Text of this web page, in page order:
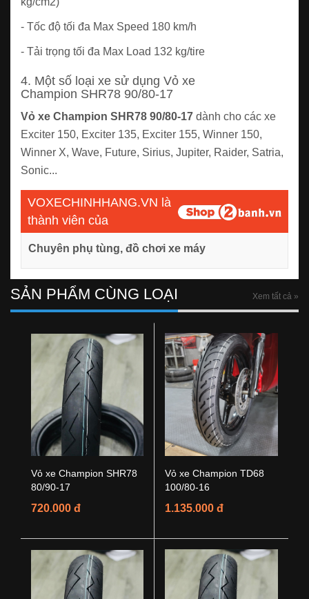
- Tốc độ tối đa Max Speed 180 km/h
- Tải trọng tối đa Max Load 132 kg/tire
4. Một số loại xe sử dụng Vỏ xe
Champion SHR78 90/80-17
Vỏ xe Champion SHR78 90/80-17 dành cho các xe
Exciter 150, Exciter 135, Exciter 155, Winner 150,
Winner X, Wave, Future, Sirius, Jupiter, Raider, Satria,
Sonic...
VOXECHINHHANG.VN là
thành viên của
Chuyên phụ tùng, đồ chơi xe máy
SẢN PHẨM CÙNG LOẠI Xem tất cả »
Vỏ xe Champion SHR78
80/90-17
720.000 đ
Vỏ xe Champion TD68
100/80-16
1.135.000 đ